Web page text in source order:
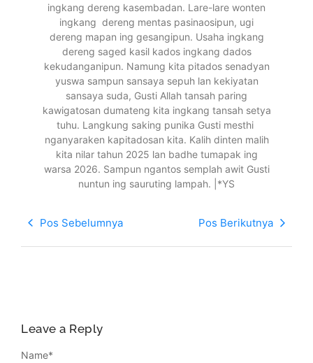
ingkang dereng kasembadan. Lare-lare wonten
ingkang dereng mentas pasinaosipun, ugi
dereng mapan ing gesangipun. Usaha ingkang
dereng saged kasil kados ingkang dados
kekudanganipun. Namung kita pitados senadyan
yuswa sampun sansaya sepuh lan kekiyatan
sansaya suda, Gusti Allah tansah paring
kawigatosan dumateng kita ingkang tansah setya
tuhu. Langkung saking punika Gusti mesthi
nganyaraken kapitadosan kita. Kalih dinten malih
kita nilar tahun 2025 lan badhe tumapak ing
warsa 2026. Sampun ngantos semplah awit Gusti
nuntun ing sauruting lampah. |*YS
Pos Sebelumnya Pos Berikutnya
Leave a Reply
Name*